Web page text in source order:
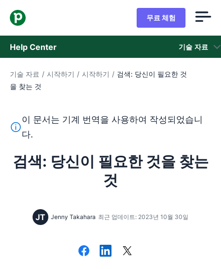
무료 체험
Help Center 기술 자료
기술 자료
지원 팀 문의
기술 자료 / 시작하기 / 시작하기 / 검색: 당신이 필요한 것
을 찾는 것
이 텍스트는 기계 번역 도구를 사용하여 영어를 번역한 것
이 문서는 기계 번역을 사용하여 작성되었습니
다.
검색: 당신이 필요한 것을 찾는
것
JT Jenny Takahara 최근 업데이트: 2023년 10월 30일